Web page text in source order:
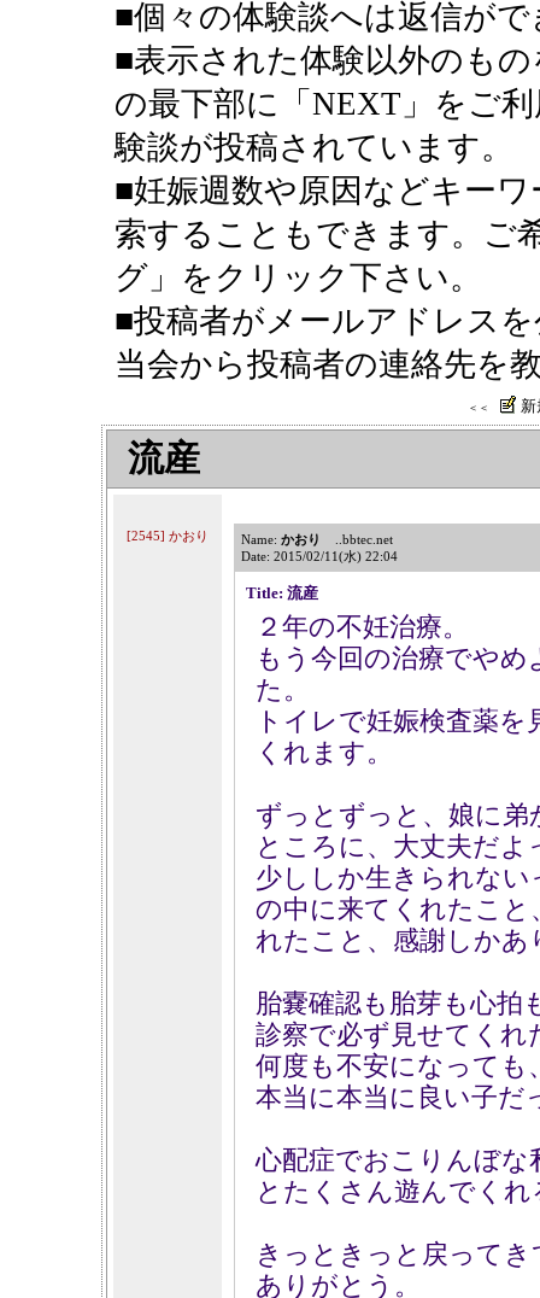
■個々の体験談へは返信が
■表示された体験以外のも
の最下部に「NEXT」をご
験談が投稿されています。
■妊娠週数や原因などキー
索することもできます。ご
グ」をクリック下さい。
■投稿者がメールアドレス
当会から投稿者の連絡先を
＜＜ 新
流産
[2545] かおり Name: かおり
..bbtec.net
Date: 2015/02/11(水) 22:04
Title: 流産
２年の不妊治療。
もう今回の治療でや
た。
トイレで妊娠検査薬
くれます。
ずっとずっと、娘に
ところに、大丈夫だ
少ししか生きられな
の中に来てくれたこ
れたこと、感謝しかあ
胎嚢確認も胎芽も心拍
診察で必ず見せてくれ
何度も不安になっても
本当に本当に良い子だ
心配症でおこりんぼ
とたくさん遊んでく
きっときっと戻ってき
ありがとう。